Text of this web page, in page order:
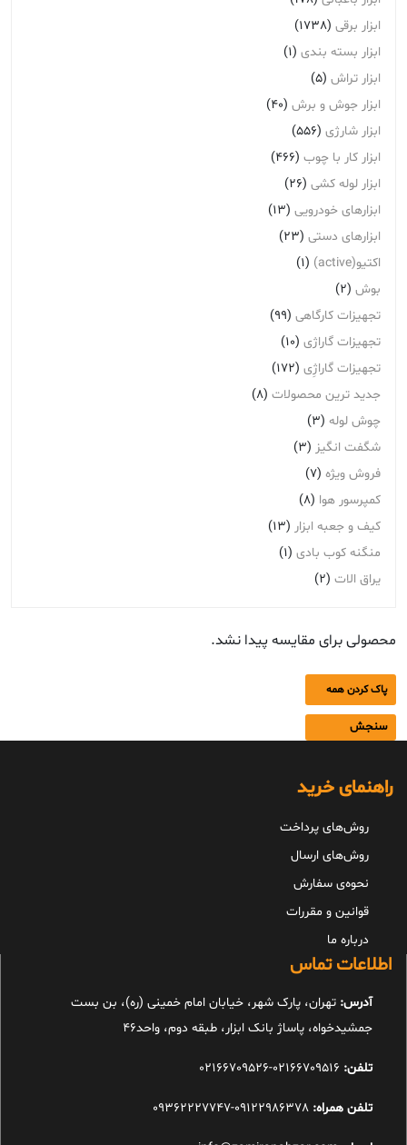
ابزار برقی (1738)
ابزار بسته بندی (1)
ابزار تراش (5)
ابزار جوش و برش (40)
ابزار شارژی (556)
ابزار کار با چوب (466)
ابزار لوله کشی (26)
ابزارهای خودرویی (13)
ابزارهای دستی (23)
اکتیو(active)
(1)
بوش (2)
تجهیزات کارگاهی (99)
تجهیزات گاراژی (10)
تجهیزات گاراژِی (172)
جدید ترین محصولات (8)
چوش لوله (3)
شگفت انگیز (3)
فروش ویژه (7)
کمپرسور هوا (8)
کیف و جعبه ابزار (13)
منگنه کوب بادی (1)
یراق الات (2)
محصولی برای مقایسه پیدا نشد.
پاک کردن همه
سنجش
راهنمای خرید
روش‌های پرداخت
روش‌های ارسال
نحوه‌ی سفارش
قوانین و مقررات
درباره ما
اطلاعات تماس
آدرس: تهران، پارک شهر، خیابان امام خمینی (ره)، بن بست
جمشیدخواه، پاساژ بانک ابزار، طبقه دوم، واحد46
تلفن:
تلفن همراه: 09122986378-09362227747